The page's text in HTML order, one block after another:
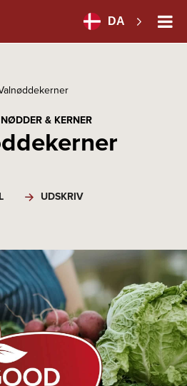
DA
& KERNER
UDSKRIV